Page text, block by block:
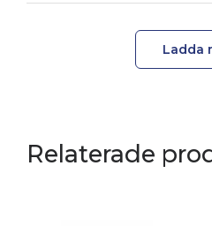
Ladda
Relaterade